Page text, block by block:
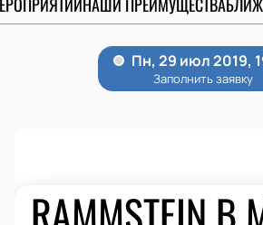
НАШИ ПРЕИМУЩЕСТВА